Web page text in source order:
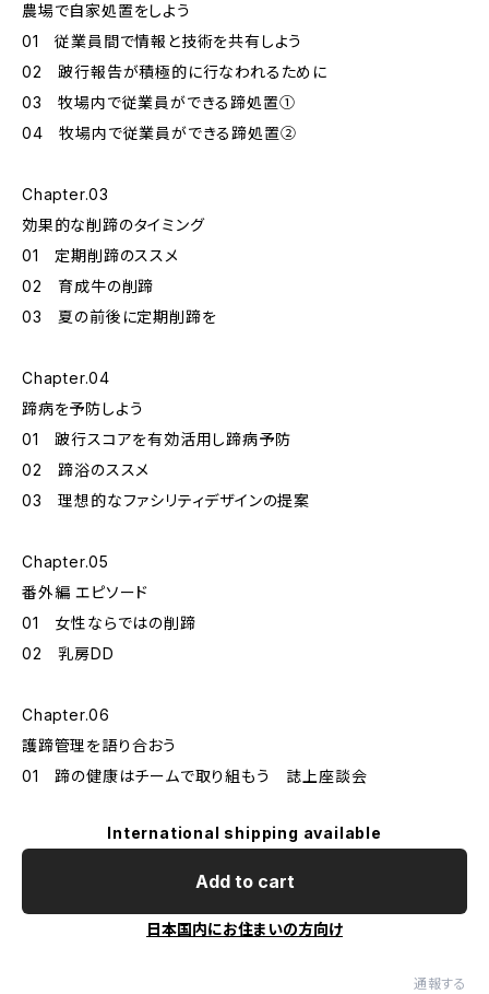
農場で自家処置をしよう
01 従業員間で情報と技術を共有しよう
02 跛行報告が積極的に行なわれるために
03 牧場内で従業員ができる蹄処置①
04 牧場内で従業員ができる蹄処置②
Chapter.03
効果的な削蹄のタイミング
01 定期削蹄のススメ
02 育成牛の削蹄
03 夏の前後に定期削蹄を
Chapter.04
蹄病を予防しよう
01 跛行スコアを有効活用し蹄病予防
02 蹄浴のススメ
03 理想的なファシリティデザインの提案
Chapter.05
番外編 エピソード
01 女性ならではの削蹄
02 乳房DD
Chapter.06
護蹄管理を語り合おう
01 蹄の健康はチームで取り組もう 誌上座談会
International shipping available
Add to cart
日本国内にお住まいの方向け
通報する